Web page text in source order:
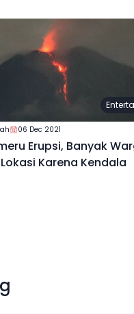
06 Dec 2021
Erupsi, Banyak
Karena Kendala